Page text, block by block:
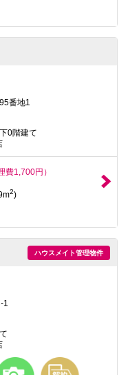
番地1
0階建て
費1,700円）
2)
ハウスメイト管理物件
1